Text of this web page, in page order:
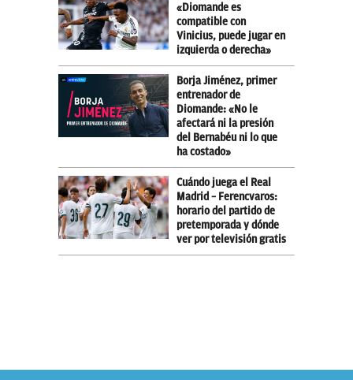
«Diomande es
compatible con
Vinicius, puede jugar en
izquierda o derecha»
Borja Jiménez, primer
entrenador de
Diomande: «No le
afectará ni la presión
del Bernabéu ni lo que
ha costado»
Cuándo juega el Real
Madrid – Ferencvaros:
horario del partido de
pretemporada y dónde
ver por televisión gratis